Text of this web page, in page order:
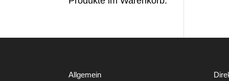
Allgemein